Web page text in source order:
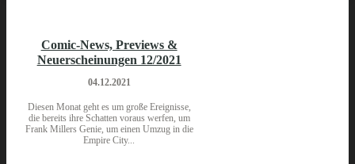
Comic-News, Previews &
Neuerscheinungen 12/2021
04.12.2021
Diesen Monat geht es um große Ereignisse,
die bereits ihre Schatten voraus werfen, um
Frank Millers Genie, um einen Umzug in die
Empire City...